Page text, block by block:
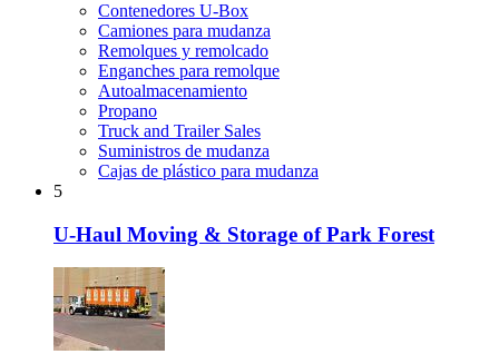
Contenedores U-Box
Camiones para mudanza
Remolques y remolcado
Enganches para remolque
Autoalmacenamiento
Propano
Truck and Trailer Sales
Suministros de mudanza
Cajas de plástico para mudanza
5
U-Haul Moving & Storage of Park Forest